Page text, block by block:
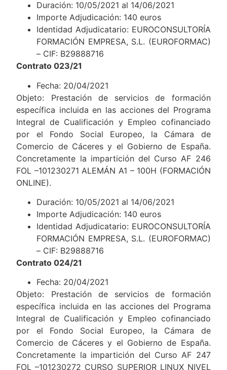
Duración: 10/05/2021 al 14/06/2021
Importe Adjudicación: 140 euros
Identidad Adjudicatario: EUROCONSULTORÍA
FORMACIÓN EMPRESA, S.L. (EUROFORMAC)
– CIF: B29888716
Contrato 023/21
Fecha: 20/04/2021
Objeto: Prestación de servicios de formación
específica incluida en las acciones del Programa
Integral de Cualificación y Empleo cofinanciado
por el Fondo Social Europeo, la Cámara de
Comercio de Cáceres y el Gobierno de España.
Concretamente la impartición del Curso AF 246
FOL –101230271 ALEMÁN A1 – 100H (FORMACIÓN
ONLINE).
Duración: 10/05/2021 al 14/06/2021
Importe Adjudicación: 140 euros
Identidad Adjudicatario: EUROCONSULTORÍA
FORMACIÓN EMPRESA, S.L. (EUROFORMAC)
– CIF: B29888716
Contrato 024/21
Fecha: 20/04/2021
Objeto: Prestación de servicios de formación
específica incluida en las acciones del Programa
Integral de Cualificación y Empleo cofinanciado
por el Fondo Social Europeo, la Cámara de
Comercio de Cáceres y el Gobierno de España.
Concretamente la impartición del Curso AF 247
FOL –101230272 CURSO SUPERIOR LINUX NIVEL